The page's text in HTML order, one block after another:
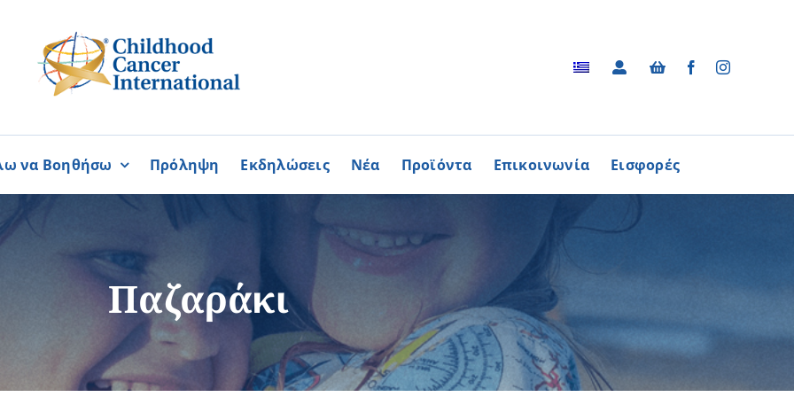
Παγκύπρια Συμμαχία Σπάνιων Παθήσεων
Παγκύπριο Συντονιστικό Συμβούλιο Εθελοντισμού
Ομοσπονδία Συνδέσμων Ασθενών Κύπρου
Φλόγα Ελλάδος
Φωτογραφικό Αρχείο
Βίντεο
Ραδιοφωνικές Διαφημίσεις
Διαφημίσεις / Φυλλάδια
Τα Τραγούδια
να Βοηθήσω
ΓΙΝΟΜΑΙ
Περισσότερα
ΓΙΝΟΜΑΙ
ΕΘΕΛΟΝΤΗΣ
Περισσότερα
ΑΓΟΡΑΖΩ
ΠΡΟΙΟΝΤΑ
Περισσότερα
Πρόληψη Εκδηλώσεις Νέα Προϊόντα Επικοινωνία Εισφορές
Παζαράκι